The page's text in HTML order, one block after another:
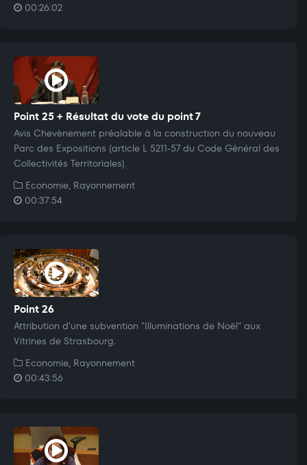
00:26:02
Point 25 + Résultat du vote du point 7
Avis Chevènement préalable à la construction du nouveau
Parc des Expositions (article L 5211-57 du Code Général des
Collectivités Territoriales).
Economie, Rayonnement
00:37:54
Point 26
Attribution d'une subvention "Illuminations de Noël" aux
Vitrines de Strasbourg.
Economie, Rayonnement
00:43:56